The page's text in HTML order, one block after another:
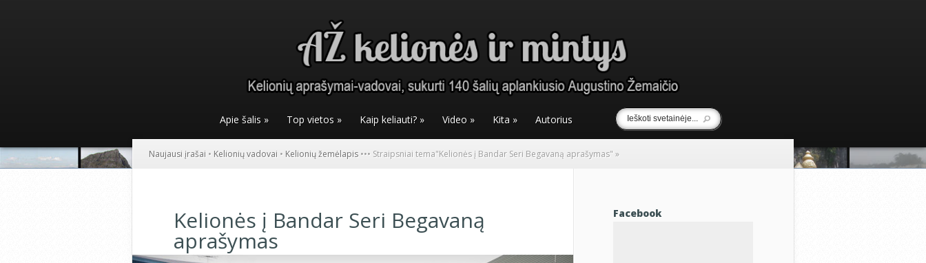
Apie šalis » Top vietos » Kaip keliauti? » Video » Kita » Autorius
Naujausi įrašai • Kelionių vadovai • Kelionių žemėlapis ••• Straipsniai tema"Kelionės į Bandar Seri Begavaną aprašymas" »
Kelionės į Bandar Seri Begavaną
aprašymas
Facebook